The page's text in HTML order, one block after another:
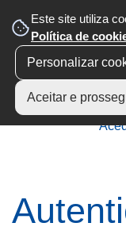
Este site utiliza
Política de
Personalizar
Aceitar e